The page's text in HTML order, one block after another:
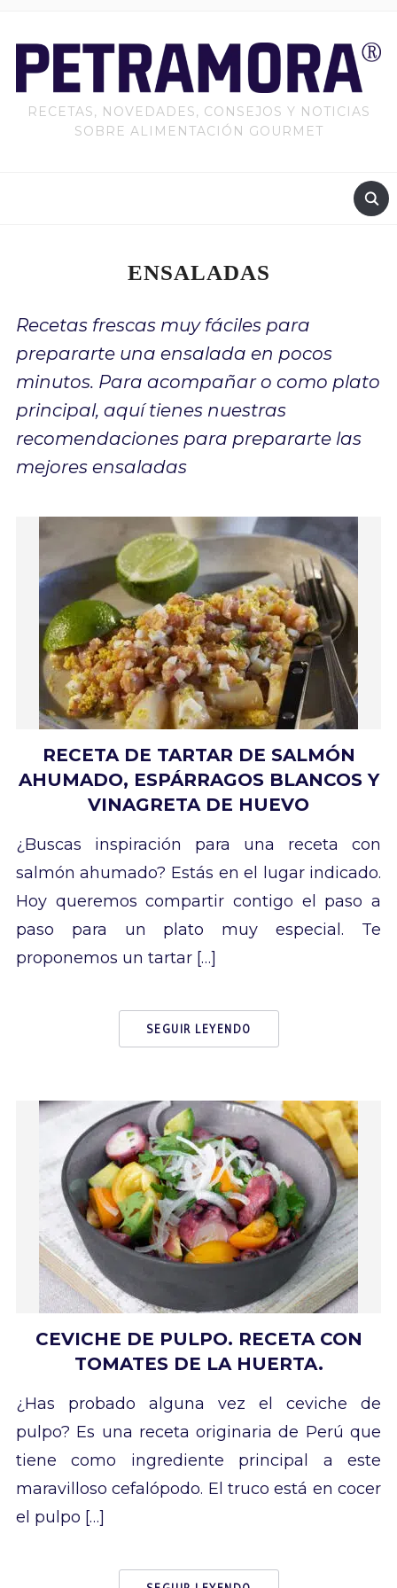
RECETAS, NOVEDADES, CONSEJOS Y NOTICIAS
SOBRE ALIMENTACIÓN GOURMET
ENSALADAS
Recetas frescas muy fáciles para
prepararte una ensalada en pocos
minutos. Para acompañar o como plato
principal, aquí tienes nuestras
recomendaciones para prepararte las
mejores ensaladas
RECETA DE TARTAR DE SALMÓN
AHUMADO, ESPÁRRAGOS BLANCOS Y
VINAGRETA DE HUEVO
¿Buscas inspiración para una receta con
salmón ahumado? Estás en el lugar indicado.
Hoy queremos compartir contigo el paso a
paso para un plato muy especial. Te
proponemos un tartar […]
SEGUIR LEYENDO
CEVICHE DE PULPO. RECETA CON
TOMATES DE LA HUERTA.
¿Has probado alguna vez el ceviche de
pulpo? Es una receta originaria de Perú que
tiene como ingrediente principal a este
maravilloso cefalópodo. El truco está en cocer
el pulpo […]